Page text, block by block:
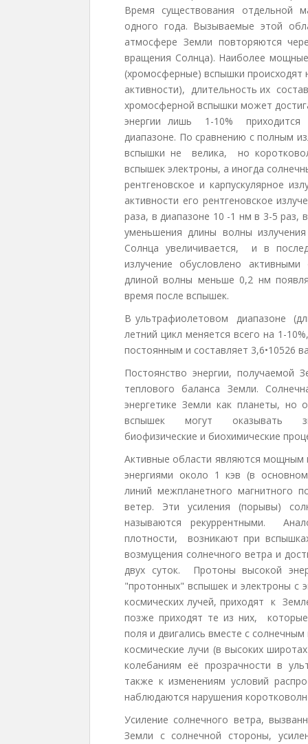
Время существования отдельной
одного года. Вызываемые этой
атмосфере Земли повторяются
вращения Солнца). Наиболее
(хромосферные) вспышки происходят
активности), длительность их
хромосферной вспышки может
энергии лишь 1-10% приходится
диапазоне. По сравнению с полным
вспышки не велика, но
вспышек электроны, а иногда
рентгеновское и карпускулярное
активности его рентгеновское
раза, в диапазоне 10 -1 нм в 3-5
уменьшения длины волны
Солнца увеличивается, и в
излучение обусловлено активными
длиной волны меньше 0,2 нм
время после вспышек.
В ультрафиолетовом диапазоне
летний цикл меняется всего на 1-
постоянным и составляет 3,6•10526
Постоянство энергии, получаемой
теплового баланса Земли.
энергетике Земли как планеты, но
вспышек могут оказывать
биофизические и биохимические
Активные области являются мощным
энергиями около 1 кэв (в
линий межпланетного магнитного
ветер. Эти усиления (порывы)
называются рекуррентными.
плотности, возникают при
возмущения солнечного ветра и
двух суток. Протоны высокой
"протонных" вспышек и электроны с
космических лучей, приходят к
позже приходят те из них,
поля и двигались вместе с
космические лучи (в высоких
колебаниям её прозрачности в
также к изменениям условий
наблюдаются нарушения
Усиление солнечного ветра,
Земли с солнечной стороны,